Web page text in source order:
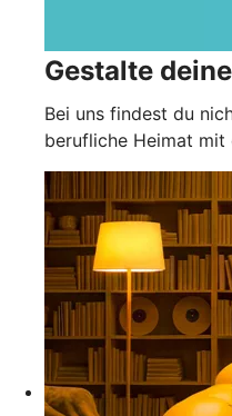
Gestalte
Bei uns findest du
berufliche Heimat mit